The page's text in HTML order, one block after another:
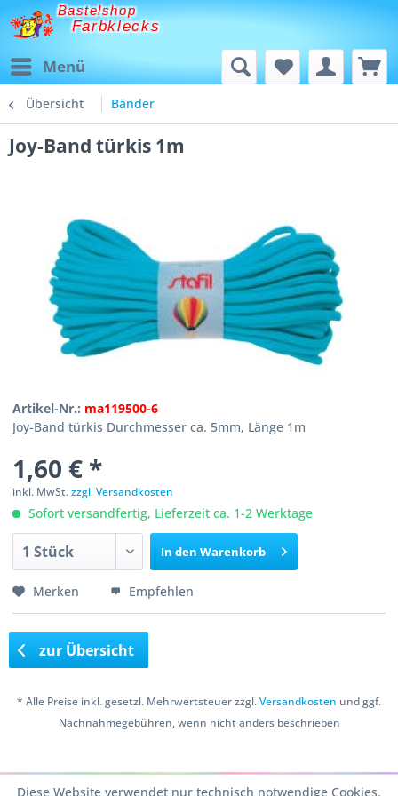
Bastelshop
Farbklecks
Menü
Übersicht Bänder
Joy-Band türkis 1m
Artikel-Nr.: ma119500-6
Joy-Band türkis Durchmesser ca. 5mm, Länge 1m
1,60 € *
inkl. MwSt.zzgl. Versandkosten
Sofort versandfertig, Lieferzeit ca. 1-2 Werktage
In den Warenkorb
Merken Empfehlen
zur Übersicht
* Alle Preise inkl. gesetzl. Mehrwertsteuer zzgl.Versandkosten und ggf.
Nachnahmegebühren, wenn nicht anders beschrieben
Diese Website verwendet nur technisch notwendige Cookies.